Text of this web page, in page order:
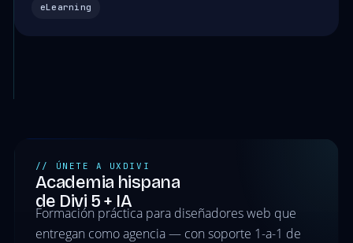
eLearning
// ÚNETE A UXDIVI
Academia hispana
de Divi 5 + IA
Formación práctica para diseñadores web que
entregan como agencia — con soporte 1-a-1 de